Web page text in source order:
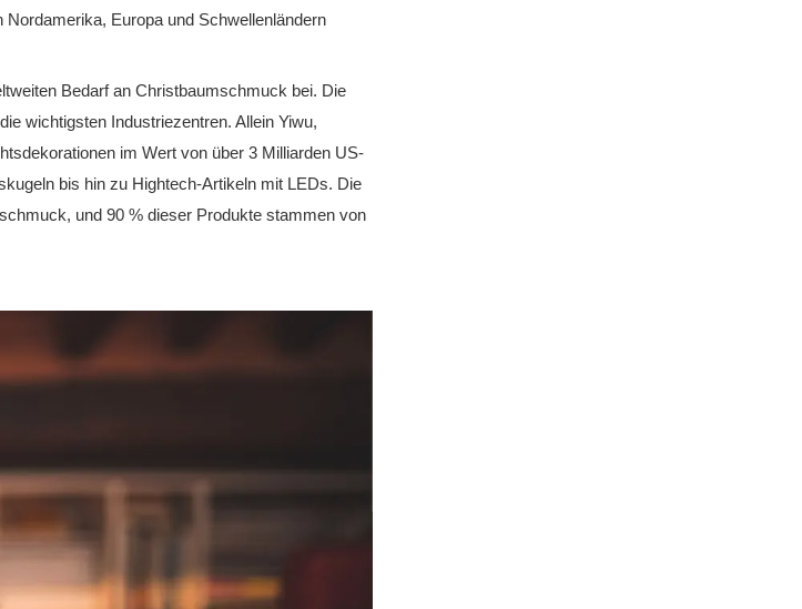
Europa und Schwellenländern
Bedarf an Christbaumschmuck bei. Die
wichtigsten Industriezentren. Allein Yiwu,
im Wert von über 3 Milliarden US-
bis hin zu Hightech-Artikeln mit LEDs. Die
und 90 % dieser Produkte stammen von